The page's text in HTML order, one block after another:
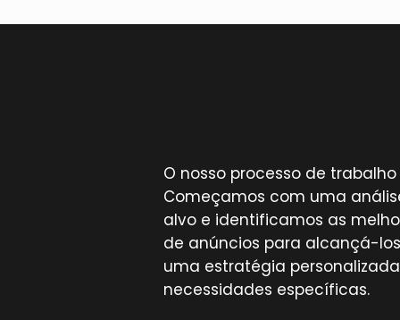
O nosso processo de
Começamos com uma
alvo e identificamos as
de anúncios para alcançá-
uma estratégia
necessidades específicas.